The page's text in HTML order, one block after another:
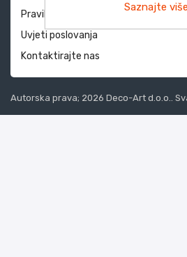
Pravila privatnosti
Uvjeti poslovanja
Kontaktirajte nas
Autorska prava; 2026 Deco-Art d.o.o..
Saznajte više